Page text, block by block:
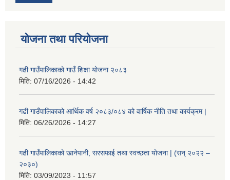
योजना तथा परियोजना
गढी गाउँपालिकाको गाउँ शिक्षा योजना २०८३
मिति: 07/16/2026 - 14:42
गढी गाउँपालिकाको आर्थिक वर्ष २०८३/०८४ को वार्षिक नीति तथा कार्यक्रम |
मिति: 06/26/2026 - 14:27
गढी गाउँपालिकाको खानेपानी, सरसफाई तथा स्वच्छता योजना | (सन् २०२२ –
२०३०)
मिति: 03/09/2023 - 11:57